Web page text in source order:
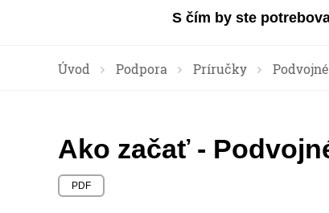
S čím by ste
Úvod Podpora Príručky
Ako začať -
PDF